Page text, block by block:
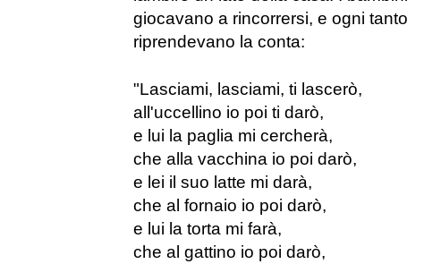
giocavano a rincorrersi, e ogni tanto
riprendevano la conta:
"Lasciami, lasciami, ti lascerò,
all'uccellino io poi ti darò,
e lui la paglia mi cercherà,
che alla vacchina io poi darò,
e lei il suo latte mi darà,
che al fornaio io poi darò,
e lui la torta mi farà,
che al gattino io poi darò,